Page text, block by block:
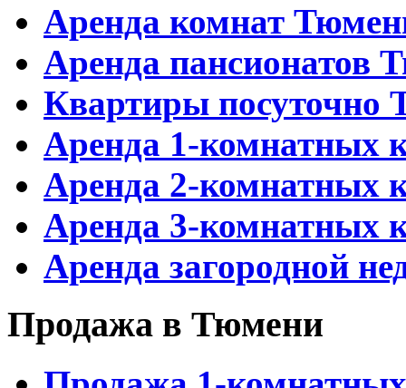
Аренда комнат
Аренда пансионатов
Квартиры посуточно
Аренда 1-комнатных
Аренда 2-комнатных
Аренда 3-комнатных
Аренда загородной
Продажа в Тюмени